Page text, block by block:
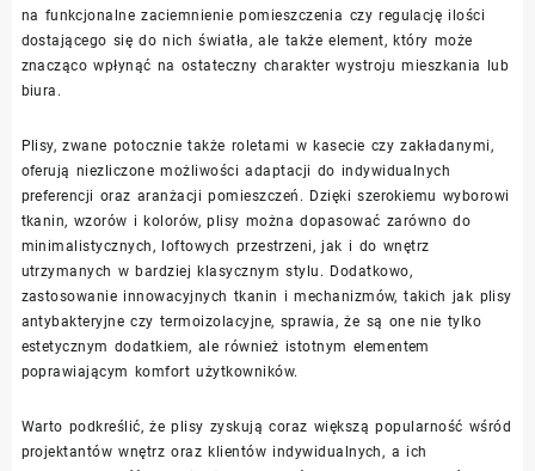
na funkcjonalne zaciemnienie pomieszczenia czy regulację ilości
dostającego się do nich światła, ale także element, który może
znacząco wpłynąć na ostateczny charakter wystroju mieszkania lub
biura.
Plisy, zwane potocznie także roletami w kasecie czy zakładanymi,
oferują niezliczone możliwości adaptacji do indywidualnych
preferencji oraz aranżacji pomieszczeń. Dzięki szerokiemu wyborowi
tkanin, wzorów i kolorów, plisy można dopasować zarówno do
minimalistycznych, loftowych przestrzeni, jak i do wnętrz
utrzymanych w bardziej klasycznym stylu. Dodatkowo,
zastosowanie innowacyjnych tkanin i mechanizmów, takich jak plisy
antybakteryjne czy termoizolacyjne, sprawia, że są one nie tylko
estetycznym dodatkiem, ale również istotnym elementem
poprawiającym komfort użytkowników.
Warto podkreślić, że plisy zyskują coraz większą popularność wśród
projektantów wnętrz oraz klientów indywidualnych, a ich